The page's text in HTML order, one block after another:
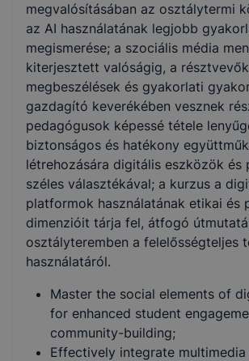
megvalósításában az osztálytermi
az AI használatának legjobb
megismerése; a szociális média
kiterjesztett valóságig, a
megbeszélések és gyakorlati
gazdagító keverékében vesznek
pedagógusok képessé tétele
biztonságos és hatékony
létrehozására digitális eszközök és
széles választékával; a kurzus a
platformok használatának etikai és
dimenzióit tárja fel, átfogó
osztályteremben a felelősségteljes
használatáról.
Master the social elements of
for enhanced student
community-building;
Effectively integrate multimedia